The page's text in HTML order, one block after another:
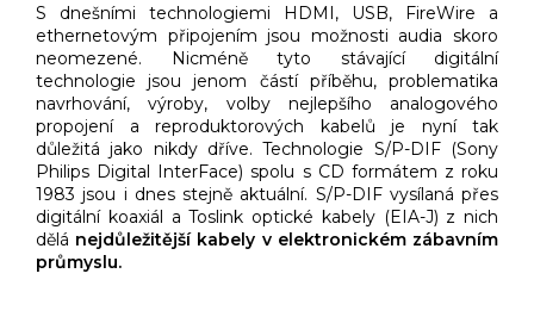
S dnešními technologiemi HDMI, USB, FireWire a
ethernetovým připojením jsou možnosti audia skoro
neomezené. Nicméně tyto stávající digitální
technologie jsou jenom částí příběhu, problematika
navrhování, výroby, volby nejlepšího analogového
propojení a reproduktorových kabelů je nyní tak
důležitá jako nikdy dříve. Technologie S/P-DIF (Sony
Philips Digital InterFace) spolu s CD formátem z roku
1983 jsou i dnes stejně aktuální. S/P-DIF vysílaná přes
digitální koaxiál a Toslink optické kabely (EIA-J) z nich
dělá nejdůležitější kabely v elektronickém zábavním
průmyslu.